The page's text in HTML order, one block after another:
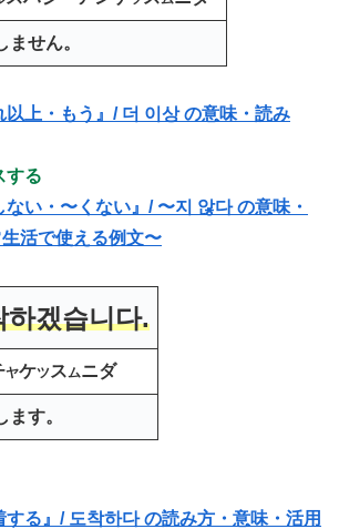
ません。
以上・もう』/ 더 이상 の意味・読み
する
い・〜くない』/ 〜지 않다 の意味・
活で使える例文〜
하겠습니다.
ヤケツス ムニダ
ます。
る』/ 도착하다 の読み方・意味・活用